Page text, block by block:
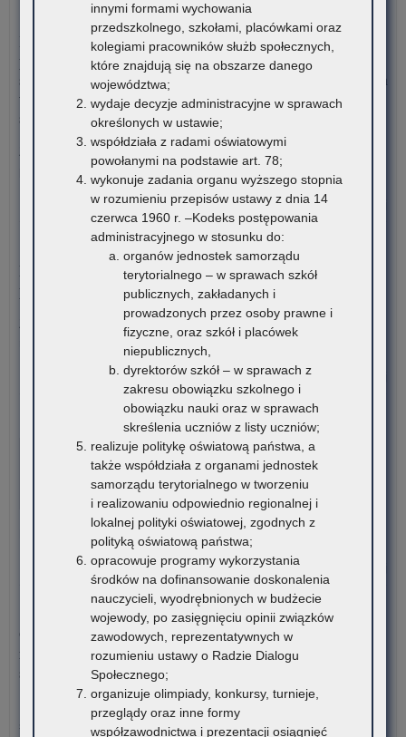
7 sierpnia 2026
Informacja o liczbie wolnych miejsc na semestr pierwszy klas I
publicznych szkół policealnych, branżowych szkół II stopnia i
szkół dla dorosłych (publicznych liceów ogólnokształcących) na
terenie województwa małopolskiego – rekrutacja na rok
szkolny 2026/2027
Załączniki Informacja o liczbie wolnych miejsc na semestr
pierwszy klas…
Czytaj więcej
6 sierpnia 2026
Konkurs stypendialny dla romskich uczniów szkół
ponadpodstawowych oraz studentów romskich
Związek Romów Polskich ogłasza konkurs stypendialny dla
romskich uczniów szkół…
VI edycja Ogólnopolskiej Olimpiady Wiedzy o
Procesie Inwestycyjno-Budowlanym
Komitet Główny Ogólnopolskiej Olimpiady Wiedzy
o Procesie Inwestycyjno-Budowlanym przekazuje
harmonogram…
5 sierpnia 2026
Ogłoszenie o naborze kandydatów na stanowisko doradcy
metodycznego dla nauczycieli szkół i placówek znajdujących
się na terenie województwa małopolskiego
Kuratorium Oświaty w Krakowie ogłasza nabór kandydatów na
stanowisko doradców…
innymi formami wychowania
przedszkolnego, szkołami, placówkami oraz
kolegiami pracowników służb społecznych,
które znajdują się na obszarze danego
województwa;
wydaje decyzje administracyjne w sprawach
określonych w ustawie;
współdziała z radami oświatowymi
powołanymi na podstawie art. 78;
wykonuje zadania organu wyższego stopnia
w rozumieniu przepisów ustawy z dnia 14
czerwca 1960 r. –Kodeks postępowania
administracyjnego w stosunku do:
organów jednostek samorządu
terytorialnego – w sprawach szkół
publicznych, zakładanych i
prowadzonych przez osoby prawne i
fizyczne, oraz szkół i placówek
niepublicznych,
dyrektorów szkół – w sprawach z
zakresu obowiązku szkolnego i
obowiązku nauki oraz w sprawach
skreślenia uczniów z listy uczniów;
realizuje politykę oświatową państwa, a
także współdziała z organami jednostek
samorządu terytorialnego w tworzeniu
i realizowaniu odpowiednio regionalnej i
lokalnej polityki oświatowej, zgodnych z
polityką oświatową państwa;
opracowuje programy wykorzystania
środków na dofinansowanie doskonalenia
nauczycieli, wyodrębnionych w budżecie
wojewody, po zasięgnięciu opinii związków
zawodowych, reprezentatywnych w
rozumieniu ustawy o Radzie Dialogu
Społecznego;
organizuje olimpiady, konkursy, turnieje,
przeglądy oraz inne formy
współzawodnictwa i prezentacji osiągnięć